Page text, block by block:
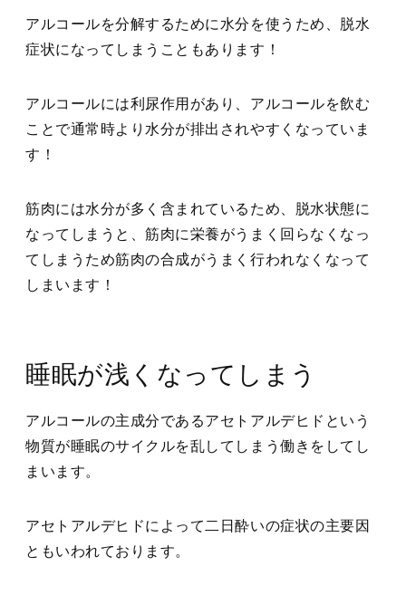
アルコールを分解するために水分を使うため、脱水
症状になってしまうこともあります！
アルコールには利尿作用があり、アルコールを飲む
ことで通常時より水分が排出されやすくなっていま
す！
筋肉には水分が多く含まれているため、脱水状態に
なってしまうと、筋肉に栄養がうまく回らなくなっ
てしまうため筋肉の合成がうまく行われなくなって
しまいます！
睡眠が浅くなってしまう
アルコールの主成分であるアセトアルデヒドという
物質が睡眠のサイクルを乱してしまう働きをしてし
まいます。
アセトアルデヒドによって二日酔いの症状の主要因
ともいわれております。